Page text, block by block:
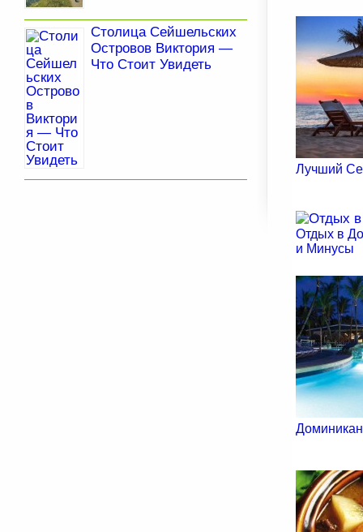
Лучший
Отдых в
и Минусы
Столица Сейшельских
Островов Виктория —
Что Стоит Увидеть